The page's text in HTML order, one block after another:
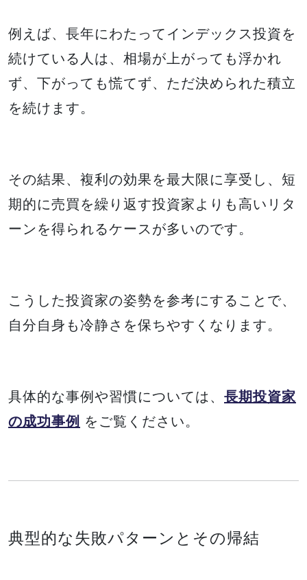
例えば、長年にわたってインデックス投資を
続けている人は、相場が上がっても浮かれ
ず、下がっても慌てず、ただ決められた積立
を続けます。
その結果、複利の効果を最大限に享受し、短
期的に売買を繰り返す投資家よりも高いリタ
ーンを得られるケースが多いのです。
こうした投資家の姿勢を参考にすることで、
自分自身も冷静さを保ちやすくなります。
具体的な事例や習慣については、 長期投資家
の成功事例 をご覧ください。
典型的な失敗パターンとその帰結